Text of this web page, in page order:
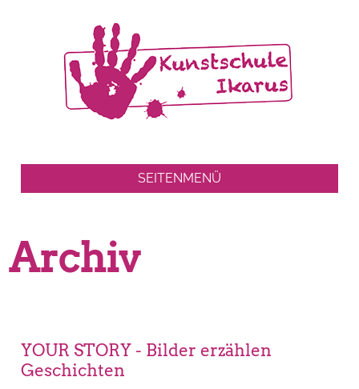
SEITENMENÜ
Archiv
YOUR STORY - Bilder erzählen
Geschichten